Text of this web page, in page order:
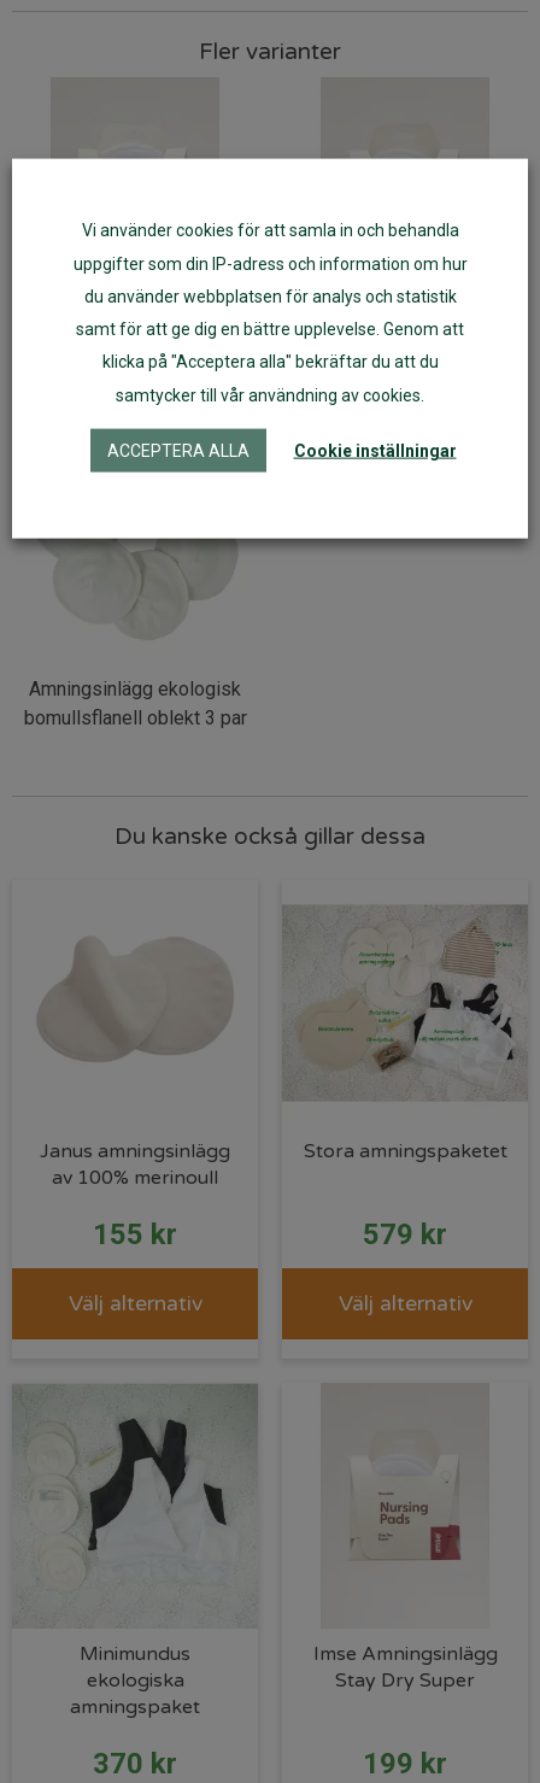
Fler varianter
Imse Amningsinlägg Stay
Dry Start Kit
Imse Amningsinlägg Stay
Amningsinlägg ekologisk
bomullsflanell oblekt 3 par
Du kanske också gillar dessa
Janus amningsinlägg
av 100% merinoull
155 kr
Välj alternativ
Stora amningspaketet
579 kr
Välj alternativ
Minimundus
ekologiska
amningspaket
370 kr
Imse Amningsinlägg
Stay Dry Super
199 kr
Vi använder cookies för att samla in och behandla
uppgifter som din IP-adress och information om hur
du använder webbplatsen för analys och statistik
samt för att ge dig en bättre upplevelse. Genom att
klicka på "Acceptera alla" bekräftar du att du
samtycker till vår användning av cookies.
ACCEPTERA ALLA Cookie inställningar